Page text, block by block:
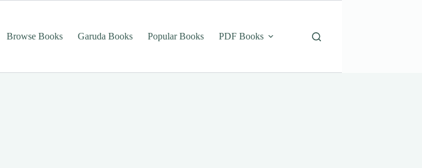
Browse Books Garuda Books Popular Books PDF Books